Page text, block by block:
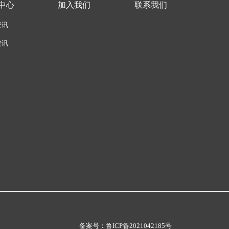
心
讯
讯
加入我们 联系我们
备案号：鲁ICP备2021042185号